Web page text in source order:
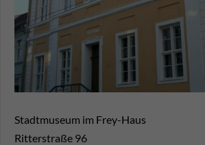
Stadtmuseum im Frey-Haus
Ritterstraße 96